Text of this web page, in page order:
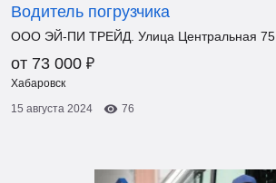
Водитель погрузчика
ООО ЭЙ-ПИ ТРЕЙД. Улица Центральная 75
от 73 000 ₽
Хабаровск
15 августа 2024
76